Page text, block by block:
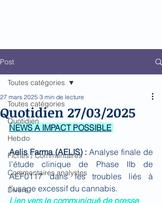
Post
Toutes catégories
Quotidien
Hebdo
Fiches / Commentaires
Commentaires analystes
Divers
Toutes catégories
Quotidien 27/03/2025
27 mars 2025 3 min de lecture
NEWS A IMPACT POSSIBLE
Aelis Farma (AELIS) : Analyse finale de
l'étude clinique de Phase IIb de
AEF0117 dans les troubles liés à
l'usage excessif du cannabis.
Lien vers le communiqué de presse